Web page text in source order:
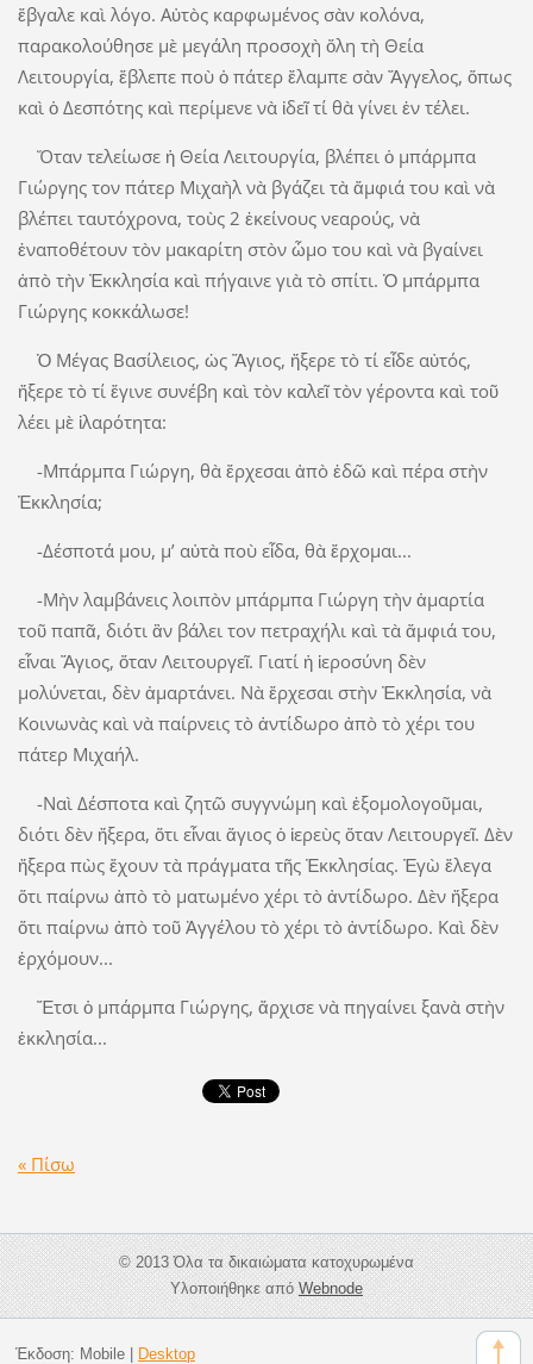
ἔβγαλε καὶ λόγο. Αὐτὸς καρφωμένος σὰν κολόνα,
παρακολούθησε μὲ μεγάλη προσοχὴ ὅλη τὴ Θεία
Λειτουργία, ἔβλεπε ποὺ ὁ πάτερ ἔλαμπε σὰν Ἄγγελος, ὅπως
καὶ ὁ Δεσπότης καὶ περίμενε νὰ ἰδεῖ τί θὰ γίνει ἐν τέλει.
Ὅταν τελείωσε ἡ Θεία Λειτουργία, βλέπει ὁ μπάρμπα
Γιώργης τον πάτερ Μιχαὴλ νὰ βγάζει τὰ ἄμφιά του καὶ νὰ
βλέπει ταυτόχρονα, τοὺς 2 ἐκείνους νεαρούς, νὰ
ἐναποθέτουν τὸν μακαρίτη στὸν ὦμο του καὶ νὰ βγαίνει
ἀπὸ τὴν Ἐκκλησία καὶ πήγαινε γιὰ τὸ σπίτι. Ὁ μπάρμπα
Γιώργης κοκκάλωσε!
Ὁ Μέγας Βασίλειος, ὡς Ἅγιος, ἤξερε τὸ τί εἶδε αὐτός,
ἤξερε τὸ τί ἔγινε συνέβη καὶ τὸν καλεῖ τὸν γέροντα καὶ τοῦ
λέει μὲ ἱλαρότητα:
-Μπάρμπα Γιώργη, θὰ ἔρχεσαι ἀπὸ ἐδῶ καὶ πέρα στὴν
Ἐκκλησία;
-Δέσποτά μου, μ’ αὐτὰ ποὺ εἶδα, θὰ ἔρχομαι...
-Μὴν λαμβάνεις λοιπὸν μπάρμπα Γιώργη τὴν ἁμαρτία
τοῦ παπᾶ, διότι ἂν βάλει τον πετραχήλι καὶ τὰ ἄμφιά του,
εἶναι Ἅγιος, ὅταν Λειτουργεῖ. Γιατί ἡ ἱεροσύνη δὲν
μολύνεται, δὲν ἁμαρτάνει. Νὰ ἔρχεσαι στὴν Ἐκκλησία, νὰ
Κοινωνὰς καὶ νὰ παίρνεις τὸ ἀντίδωρο ἀπὸ τὸ χέρι του
πάτερ Μιχαήλ.
-Ναὶ Δέσποτα καὶ ζητῶ συγγνώμη καὶ ἐξομολογοῦμαι,
διότι δὲν ἤξερα, ὅτι εἶναι ἅγιος ὁ ἱερεὺς ὅταν Λειτουργεῖ. Δὲν
ἤξερα πὼς ἔχουν τὰ πράγματα τῆς Ἐκκλησίας. Ἐγὼ ἔλεγα
ὅτι παίρνω ἀπὸ τὸ ματωμένο χέρι τὸ ἀντίδωρο. Δὲν ἤξερα
ὅτι παίρνω ἀπὸ τοῦ Ἀγγέλου τὸ χέρι τὸ ἀντίδωρο. Καὶ δὲν
ἐρχόμουν...
Ἔτσι ὁ μπάρμπα Γιώργης, ἄρχισε νὰ πηγαίνει ξανὰ στὴν
ἐκκλησία...
« Πίσω
© 2013 Όλα τα δικαιώματα κατοχυρωμένα
Υλοποιήθηκε απόWebnode
Έκδοση: Mobile| Desktop